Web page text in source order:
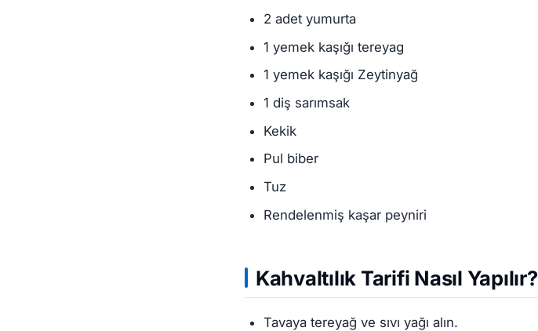
2 adet yumurta
1 yemek kaşığı tereyag
1 yemek kaşığı Zeytinyağ
1 diş sarımsak
Kekik
Pul biber
Tuz
Rendelenmiş kaşar peyniri
Kahvaltılık Tarifi Nasıl Yapılır?
Tavaya tereyağ ve sıvı yağı alın.